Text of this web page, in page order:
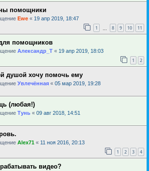
помощники
Ewe « 19 апр 2019, 18:47
1 8 9 10 11
помощников
Александр_Т « 19 апр 2019, 18:03
1 2
душой хочу помочь ему
Увлечённая « 05 мар 2019, 19:28
(любая!)
Тунь « 09 авг 2018, 14:51
Alex71 « 11 ноя 2016, 20:13
1 2 3 4
видео?